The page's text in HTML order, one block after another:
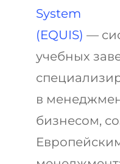
System
(EQUIS) —
учебных
в
бизнесом,